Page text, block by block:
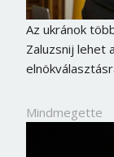
Az ukránok
Zaluzsnij lehet
Mindmegette